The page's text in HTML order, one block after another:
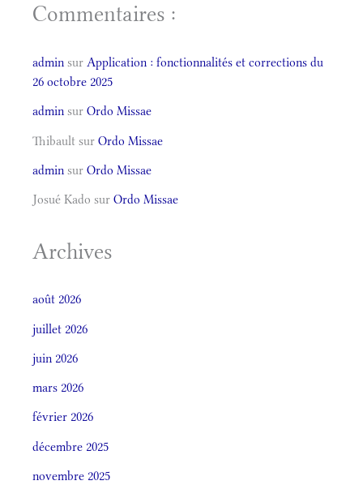
Commentaires :
admin sur Application : fonctionnalités et corrections du
26 octobre 2025
admin sur Ordo Missae
Thibault sur Ordo Missae
admin sur Ordo Missae
Josué Kado sur Ordo Missae
Archives
août 2026
juillet 2026
juin 2026
mars 2026
février 2026
décembre 2025
novembre 2025